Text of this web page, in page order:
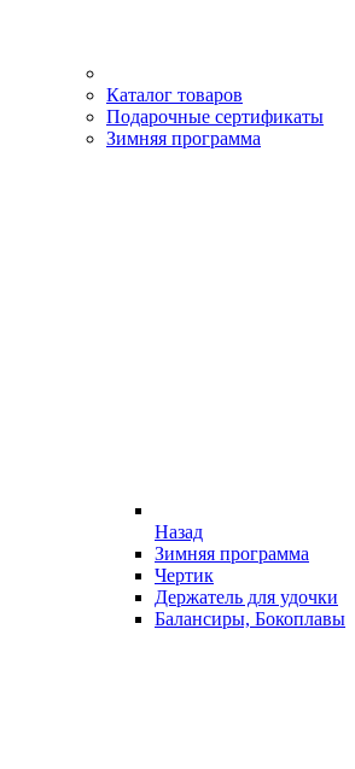
Каталог товаров
Подарочные сертификаты
Зимняя программа
Назад
Зимняя программа
Чертик
Держатель для удочки
Балансиры, Бокоплавы